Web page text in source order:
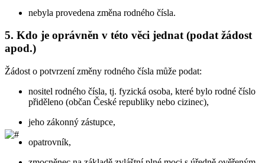
nebyla provedena změna rodného čísla.
5. Kdo je oprávněn v této věci jednat (podat žádost
apod.)
Žádost o potvrzení změny rodného čísla může podat:
nositel rodného čísla, tj. fyzická osoba, které bylo rodné číslo
přiděleno (občan České republiky nebo cizinec),
jeho zákonný zástupce,
opatrovník,